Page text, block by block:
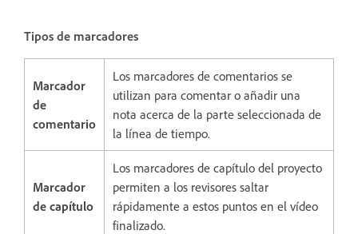
Tipos de marcadores
Marcador
de
comentario
Los marcadores de comentarios se
utilizan para comentar o añadir una
nota acerca de la parte seleccionada de
la línea de tiempo.
Marcador
de capítulo
Los marcadores de capítulo del proyecto
permiten a los revisores saltar
rápidamente a estos puntos en el vídeo
finalizado.